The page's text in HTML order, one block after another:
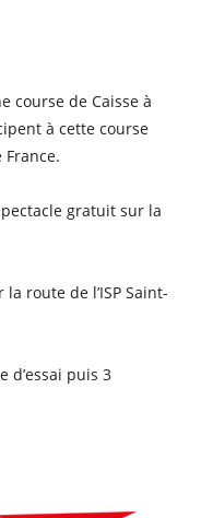
course de Caisse à
à cette course
gratuit sur la
route de l’ISP Saint-
d’essai puis 3